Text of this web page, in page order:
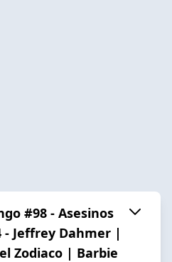
#98 - Asesinos
- Jeffrey Dahmer |
Zodiaco | Barbie